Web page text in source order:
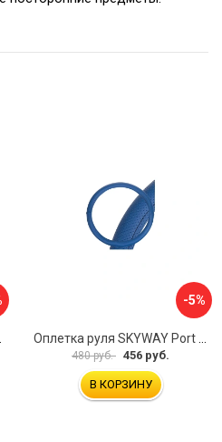
-5%
480 руб. 456 руб.
В КОРЗИНУ